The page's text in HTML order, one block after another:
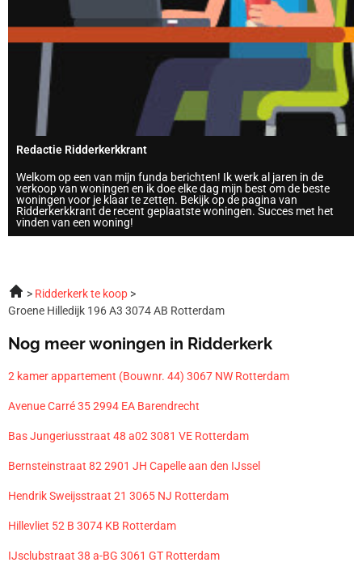
Redactie Ridderkerkkrant
Welkom op een van mijn funda berichten! Ik werk al jaren in de
verkoop van woningen en ik doe elke dag mijn best om de beste
woningen voor je klaar te zetten. Bekijk op de pagina van
Ridderkerkkrant de recent geplaatste woningen. Succes met het
vinden van een woning!
Ridderkerk te koop
Groene Hilledijk 196 A3 3074 AB Rotterdam
Nog meer woningen in Ridderkerk
2 kamer appartement (Bouwnr. 44) 3067 NW Rotterdam
Avenue Carré 35 2994 EA Barendrecht
Bas Jungeriusstraat 48 a02 3081 VE Rotterdam
Bernsteinstraat 82 2901 JH Capelle aan den IJssel
Hendrik Sweijsstraat 21 3065 NJ Rotterdam
Hillevliet 52 B 3074 KB Rotterdam
IJsclubstraat 38 a-BG 3061 GT Rotterdam